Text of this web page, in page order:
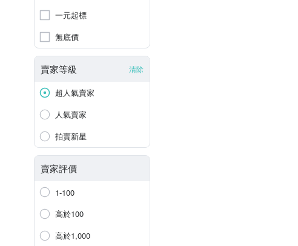
一元起標
無底價
賣家等級 清除
超人氣賣家
人氣賣家
拍賣新星
賣家評價
1-100
高於100
高於1,000